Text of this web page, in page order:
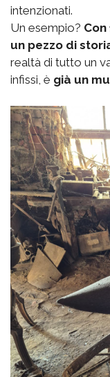
intenzionati.
Un esempio?
un pezzo di
realtà di tutto un
infissi, è già un